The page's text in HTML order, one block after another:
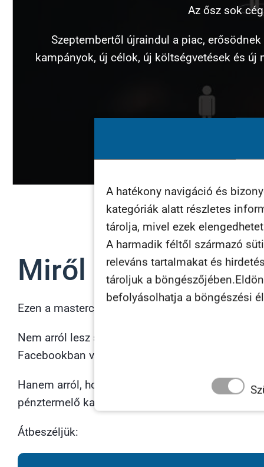
A hatékony navigáció és
kategóriák alatt részletes
tárolja, mivel ezek
A harmadik féltől származó
releváns tartalmakat és
tároljuk a
befolyásolhatja a böngészési
Az ősz sok
Szeptembertől újraindul a piac,
kampányok, új célok, új költségvetések és új
Miről lesz szó?
Ezen a masterclasson nem hirdetéskezelői
Nem arról lesz szó, hogy melyik gombot kell
Facebookban vagy a Google-ben.
Hanem arról, hogyan gondolkodik egy
pénztermelő kampányról.
Átbeszéljük: